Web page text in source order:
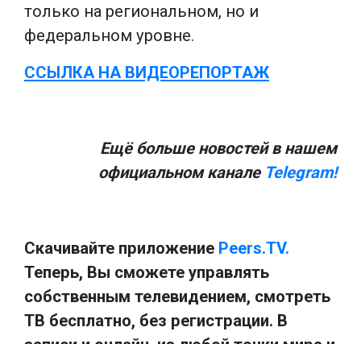
только на региональном, но и
федеральном уровне.
ССЫЛКА НА ВИДЕОРЕПОРТАЖ
Ещё больше новостей в нашем
официальном канале Telegram!
Скачивайте приложение Peers.TV.
Теперь, Вы сможете управлять
собственным телевидением, смотреть
ТВ бесплатно, без регистрации. В